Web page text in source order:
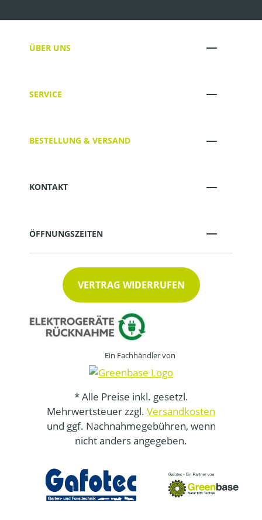
ÜBER UNS
SERVICE
BESTELLUNG & VERSAND
KONTAKT
ÖFFNUNGSZEITEN
VERTRAG WIDERRUFEN
Ein Fachhändler von
* Alle Preise inkl. gesetzl.
Mehrwertsteuer zzgl. Versandkosten
und ggf. Nachnahmegebühren, wenn
nicht anders angegeben.